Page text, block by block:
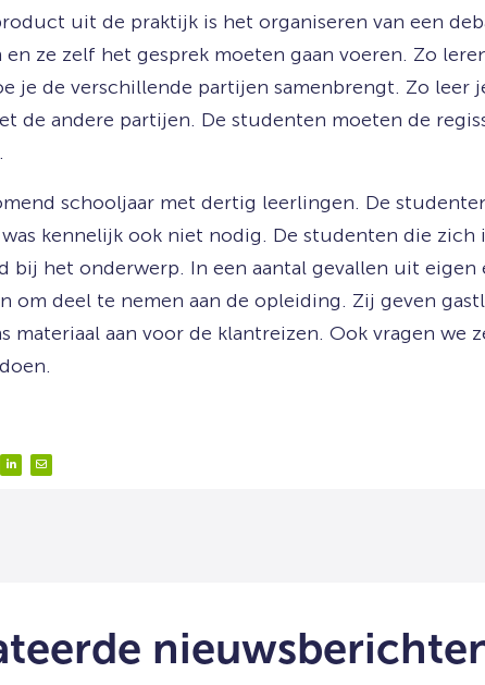
uit de praktijk is het organiseren van een
en ze zelf het gesprek moeten gaan voeren. Zo
je de verschillende partijen samenbrengt. Zo leer
de andere partijen. De studenten moeten de
schooljaar met dertig leerlingen. De
kennelijk ook niet nodig. De studenten die
bij het onderwerp. In een aantal gevallen uit
om deel te nemen aan de opleiding. Zij geven
materiaal aan voor de klantreizen. Ook vragen we
DelenDelen